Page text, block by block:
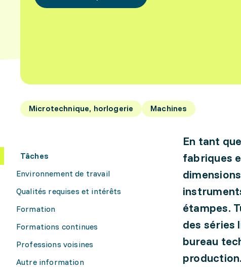
Microtechnique, horlogerie Machines
Tâches
Environnement de travail
Qualités requises et intérêts
Formation
Formations continues
Professions voisines
Autre information
En tant
fabriques
étampes.
des séries
bureau
production.